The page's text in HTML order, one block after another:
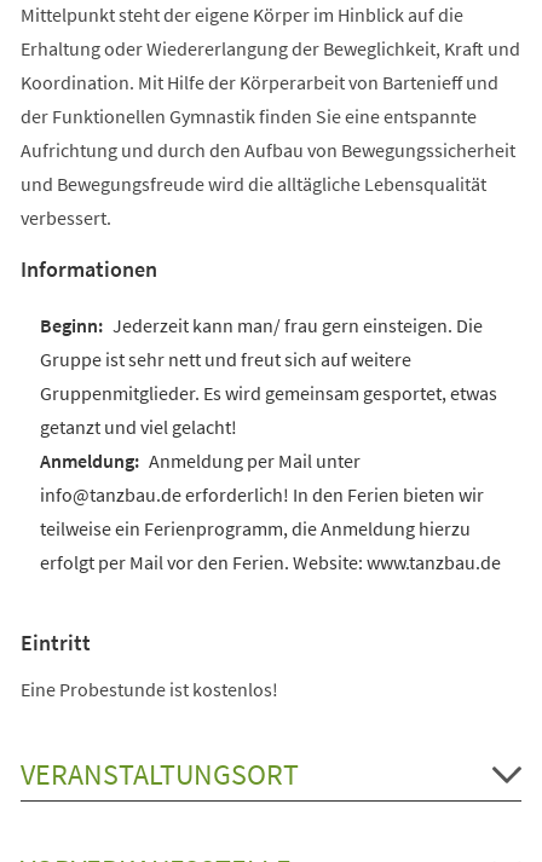
Mittelpunkt steht der eigene Körper im Hinblick auf die
Erhaltung oder Wiedererlangung der Beweglichkeit, Kraft und
Koordination. Mit Hilfe der Körperarbeit von Bartenieff und
der Funktionellen Gymnastik finden Sie eine entspannte
Aufrichtung und durch den Aufbau von Bewegungssicherheit
und Bewegungsfreude wird die alltägliche Lebensqualität
verbessert.
Informationen
Jederzeit kann man/ frau gern einsteigen. Die
Gruppe ist sehr nett und freut sich auf weitere
Gruppenmitglieder. Es wird gemeinsam gesportet, etwas
getanzt und viel gelacht!
Anmeldung per Mail unter
info@tanzbau.de erforderlich! In den Ferien bieten wir
teilweise ein Ferienprogramm, die Anmeldung hierzu
erfolgt per Mail vor den Ferien. Website: www.tanzbau.de
Eintritt
Eine Probestunde ist kostenlos!
VERANSTALTUNGSORT